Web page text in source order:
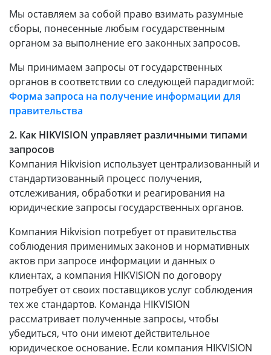
Мы оставляем за собой право взимать разумные
сборы, понесенные любым государственным
органом за выполнение его законных запросов.
Мы принимаем запросы от государственных
органов в соответствии со следующей парадигмой:
Форма запроса на получение информации для
правительства
2. Как HIKVISION управляет различными типами
запросов
Компания Hikvision использует централизованный и
стандартизованный процесс получения,
отслеживания, обработки и реагирования на
юридические запросы государственных органов.
Компания Hikvision потребует от правительства
соблюдения применимых законов и нормативных
актов при запросе информации и данных о
клиентах, а компания HIKVISION по договору
потребует от своих поставщиков услуг соблюдения
тех же стандартов. Команда HIKVISION
рассматривает полученные запросы, чтобы
убедиться, что они имеют действительное
юридическое основание. Если компания HIKVISION